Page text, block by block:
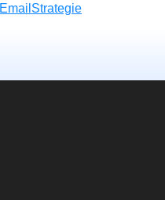
EmailStrategie